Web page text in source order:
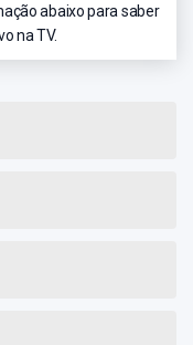
abaixo para saber
na TV.